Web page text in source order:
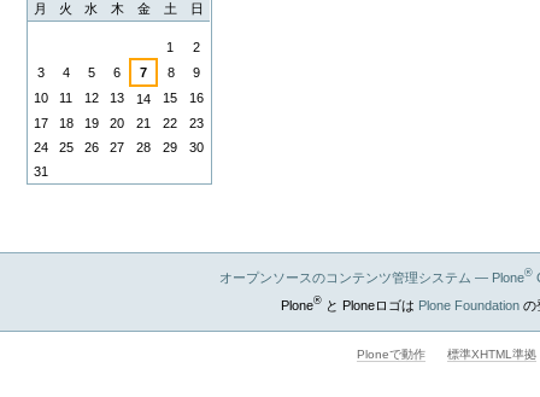
月 火 水 木 金 土 日
1
2
3
4 5 6 7 8
9
10
11 12 13 14 15
16
17
18 19 20 21 22
23
24
25 26 27 28 29
30
31
オープンソースのコンテンツ管理システム — Plone®
Plone® と Ploneロゴは Plone Foundation の
Ploneで動作 標準XHTML準拠